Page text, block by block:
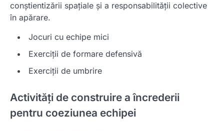
conștientizării spațiale și a responsabilității colective
în apărare.
Jocuri cu echipe mici
Exerciții de formare defensivă
Exerciții de umbrire
Activități de construire a încrederii
pentru coeziunea echipei